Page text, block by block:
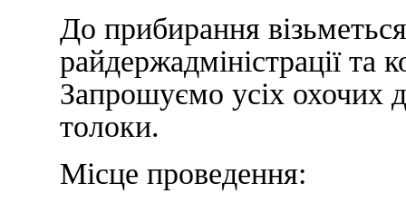
До прибирання
райдержадміністрації та
Запрошуємо усіх охочих
толоки.
Місце проведення: